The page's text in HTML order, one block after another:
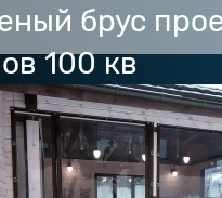
брус
100 кв